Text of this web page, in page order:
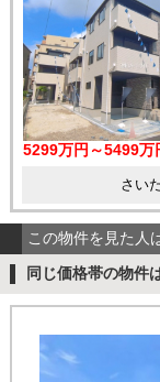
5299万円～5499万
さい
この物件を見た人
同じ価格帯の物件